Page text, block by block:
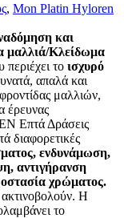
, Mon Platin Hyloren
και
μαλλιά/Κλείδωμα
το ισχυρό
απαλά και
μαλλιών,
έρευνας
Επτά Δράσεις
διαφορετικές
ενδυνάμωση,
αντιγήρανση
χρώματος.
Η
το